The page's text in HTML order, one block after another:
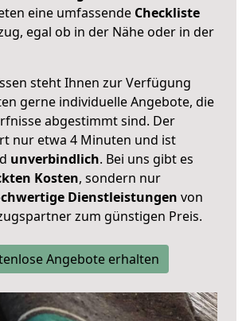
eine umfassende Checkliste
egal ob in der Nähe oder in der
steht Ihnen zur Verfügung
gerne individuelle Angebote, die
abgestimmt sind. Der
nur etwa 4 Minuten und ist
unverbindlich. Bei uns gibt es
Kosten, sondern nur
Dienstleistungen von
zum günstigen Preis.
Angebote erhalten